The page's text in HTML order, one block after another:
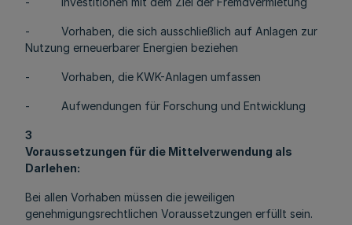
- Vorhaben, die sich ausschließlich auf Anlagen zur
Nutzung erneuerbarer Energien beziehen
- Vorhaben, die KWK-Anlagen umfassen
- Aufwendungen für Forschung und Entwicklung
3
Voraussetzungen für die Mittelverwendung als
Darlehen:
Bei allen Vorhaben müssen die jeweiligen
genehmigungsrechtlichen Voraussetzungen erfüllt sein.